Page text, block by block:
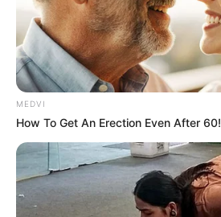
MEDVI
How To Get An Erection Even After 60!